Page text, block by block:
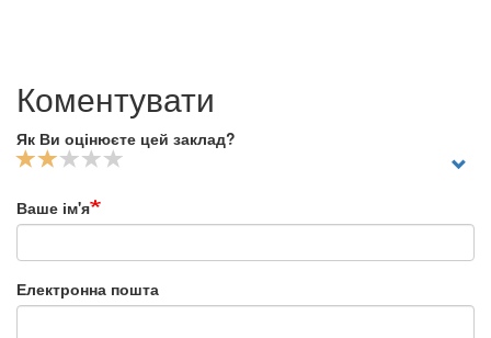
Коментувати
Як Ви оцінюєте цей заклад?
Ваше ім'я
Електронна пошта